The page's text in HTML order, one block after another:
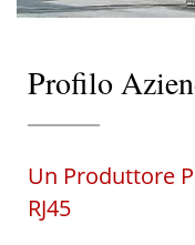
Profilo
Un Produttore
RJ45